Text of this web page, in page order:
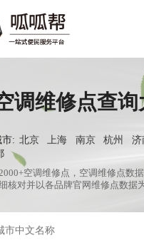
调维修点查询
: 北京 上海 南京 杭州 济
空调维修点，空调维修点数
核对并以各品牌官网维修点数据